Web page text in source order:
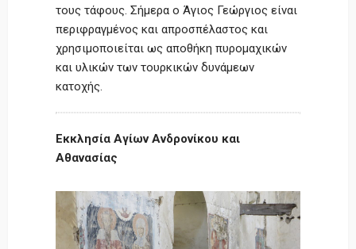
τους τάφους. Σήμερα ο Άγιος Γεώργιος είναι
περιφραγμένος και απροσπέλαστος και
χρησιμοποιείται ως αποθήκη πυρομαχικών
και υλικών των τουρκικών δυνάμεων
κατοχής.
Εκκλησία Αγίων Ανδρονίκου και
Αθανασίας